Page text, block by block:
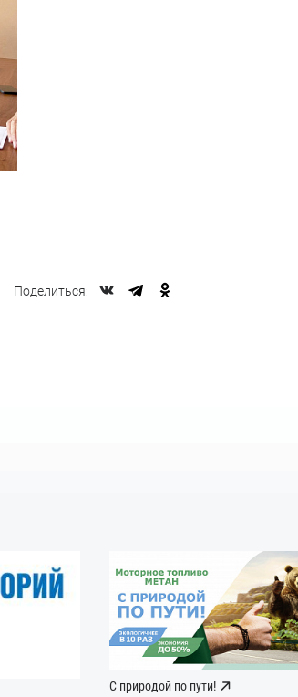
Поделиться:
С природой по пути!